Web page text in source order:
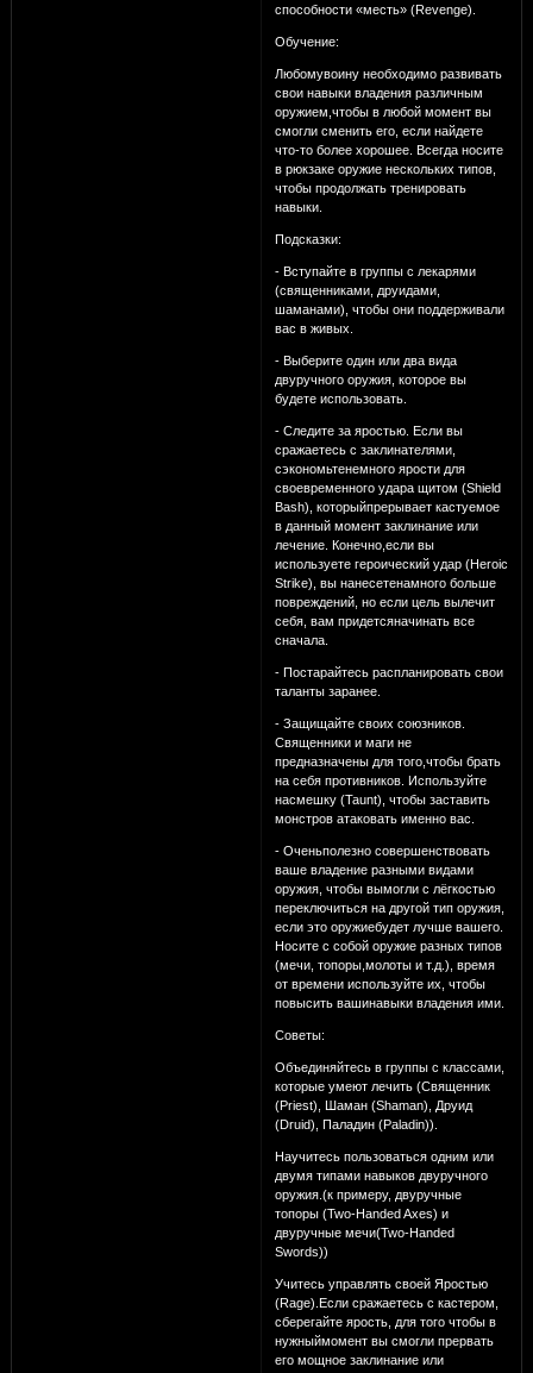
способности «месть» (Revenge).
Обучение:
Любомувоину необходимо развивать
свои навыки владения различным
оружием,чтобы в любой момент вы
смогли сменить его, если найдете
что-то более хорошее. Всегда носите
в рюкзаке оружие нескольких типов,
чтобы продолжать тренировать
навыки.
Подсказки:
- Вступайте в группы с лекарями
(священниками, друидами,
шаманами), чтобы они поддерживали
вас в живых.
- Выберите один или два вида
двуручного оружия, которое вы
будете использовать.
- Следите за яростью. Если вы
сражаетесь с заклинателями,
сэкономьтенемного ярости для
своевременного удара щитом (Shield
Bash), которыйпрерывает кастуемое
в данный момент заклинание или
лечение. Конечно,если вы
используете героический удар (Heroic
Strike), вы нанесетенамного больше
повреждений, но если цель вылечит
себя, вам придетсяначинать все
сначала.
- Постарайтесь распланировать свои
таланты заранее.
- Защищайте своих союзников.
Священники и маги не
предназначены для того,чтобы брать
на себя противников. Используйте
насмешку (Taunt), чтобы заставить
монстров атаковать именно вас.
- Оченьполезно совершенствовать
ваше владение разными видами
оружия, чтобы вымогли с лёгкостью
переключиться на другой тип оружия,
если это оружиебудет лучше вашего.
Носите с собой оружие разных типов
(мечи, топоры,молоты и т.д.), время
от времени используйте их, чтобы
повысить вашинавыки владения ими.
Советы:
Объединяйтесь в группы с классами,
которые умеют лечить (Священник
(Priest), Шаман (Shaman), Друид
(Druid), Паладин (Paladin)).
Научитесь пользоваться одним или
двумя типами навыков двуручного
оружия.(к примеру, двуручные
топоры (Two-Handed Axes) и
двуручные мечи(Two-Handed
Swords))
Учитесь управлять своей Яростью
(Rage).Если сражаетесь с кастером,
сберегайте ярость, для того чтобы в
нужныймомент вы смогли прервать
его мощное заклинание или